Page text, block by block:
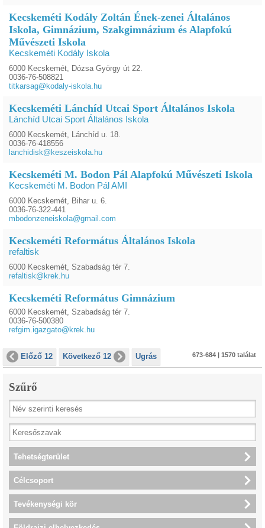
Kecskeméti Kodály Zoltán Ének-zenei Általános
Iskola, Gimnázium, Szakgimnázium és Alapfokú
Művészeti Iskola
Kecskeméti Kodály Iskola
6000 Kecskemét, Dózsa György út 22.
0036-76-508821
titkarsag@kodaly-iskola.hu
Kecskeméti Lánchíd Utcai Sport Általános Iskola
Lánchíd Utcai Sport Általános Iskola
6000 Kecskemét, Lánchíd u. 18.
0036-76-418556
lanchidisk@keszeiskola.hu
Kecskeméti M. Bodon Pál Alapfokú Művészeti Iskola
Kecskeméti M. Bodon Pál AMI
6000 Kecskemét, Bihar u. 6.
0036-76-322-441
mbodonzeneiskola@gmail.com
Kecskeméti Református Általános Iskola
refaltisk
6000 Kecskemét, Szabadság tér 7.
refaltisk@krek.hu
Kecskeméti Református Gimnázium
6000 Kecskemét, Szabadság tér 7.
0036-76-500380
refgim.igazgato@krek.hu
Előző 12 Következő 12 Ugrás 673-684 | 1570 találat
Szűrő
Tehetségterület
Célcsoport
Tevékenységi kör